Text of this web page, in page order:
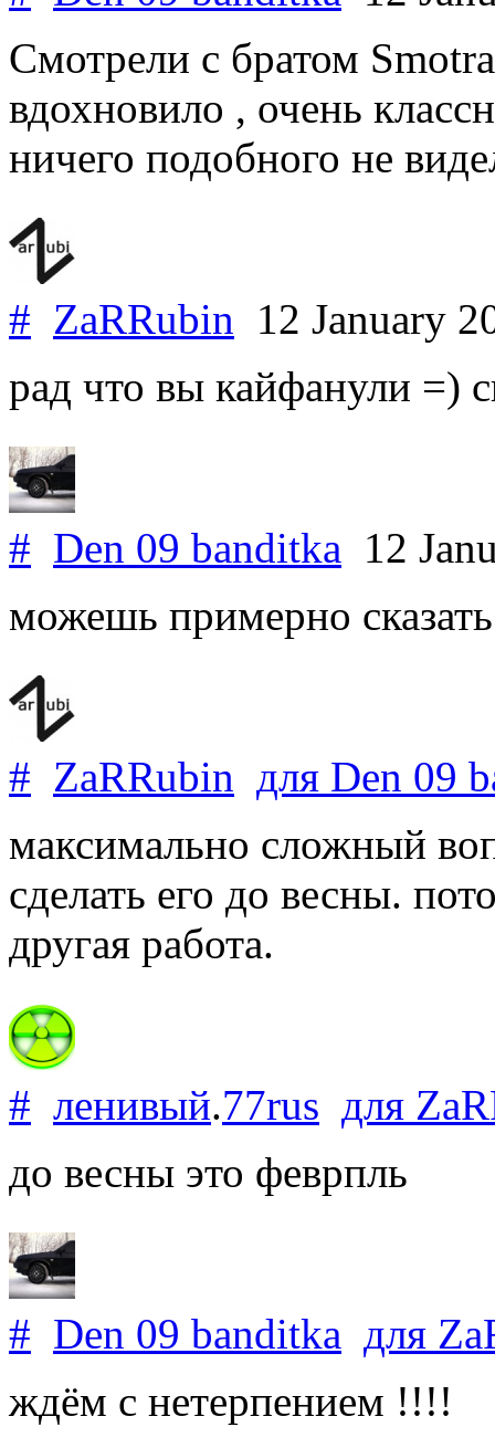
Cмотрели с братом
вдохновило , очень
ничего подобного не
# ZaRRubin 12 January
рад что вы кайфанули =)
# Den 09 banditka 12
можешь примерно
# ZaRRubin для Den 09
максимально сложный
сделать его до весны.
другая работа.
# ленивый.77rus для
до весны это феврпль
# Den 09 banditka для
ждём с нетерпением !!!!